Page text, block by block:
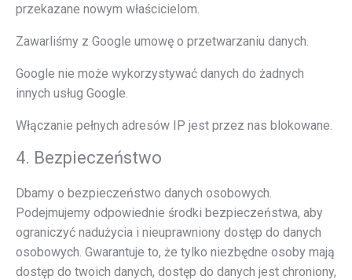
przekazane nowym właścicielom.
Zawarliśmy z Google umowę o przetwarzaniu danych.
Google nie może wykorzystywać danych do żadnych
innych usług Google.
Włączanie pełnych adresów IP jest przez nas blokowane.
4. Bezpieczeństwo
Dbamy o bezpieczeństwo danych osobowych.
Podejmujemy odpowiednie środki bezpieczeństwa, aby
ograniczyć nadużycia i nieuprawniony dostęp do danych
osobowych. Gwarantuje to, że tylko niezbędne osoby mają
dostęp do twoich danych, dostęp do danych jest chroniony,